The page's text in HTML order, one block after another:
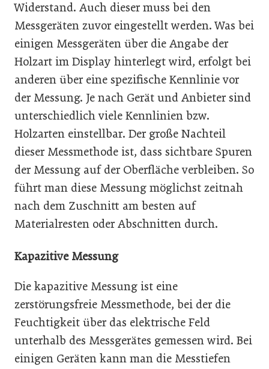
Widerstand. Auch dieser muss bei den
Messgeräten zuvor eingestellt werden. Was bei
einigen Messgeräten über die Angabe der
Holzart im Display hinterlegt wird, erfolgt bei
anderen über eine spezifische Kennlinie vor
der Messung. Je nach Gerät und Anbieter sind
unterschiedlich viele Kennlinien bzw.
Holzarten einstellbar. Der große Nachteil
dieser Messmethode ist, dass sichtbare Spuren
der Messung auf der Oberfläche verbleiben. So
führt man diese Messung möglichst zeitnah
nach dem Zuschnitt am besten auf
Materialresten oder Abschnitten durch.
Kapazitive Messung
Die kapazitive Messung ist eine
zerstörungsfreie Messmethode, bei der die
Feuchtigkeit über das elektrische Feld
unterhalb des Messgerätes gemessen wird. Bei
einigen Geräten kann man die Messtiefen